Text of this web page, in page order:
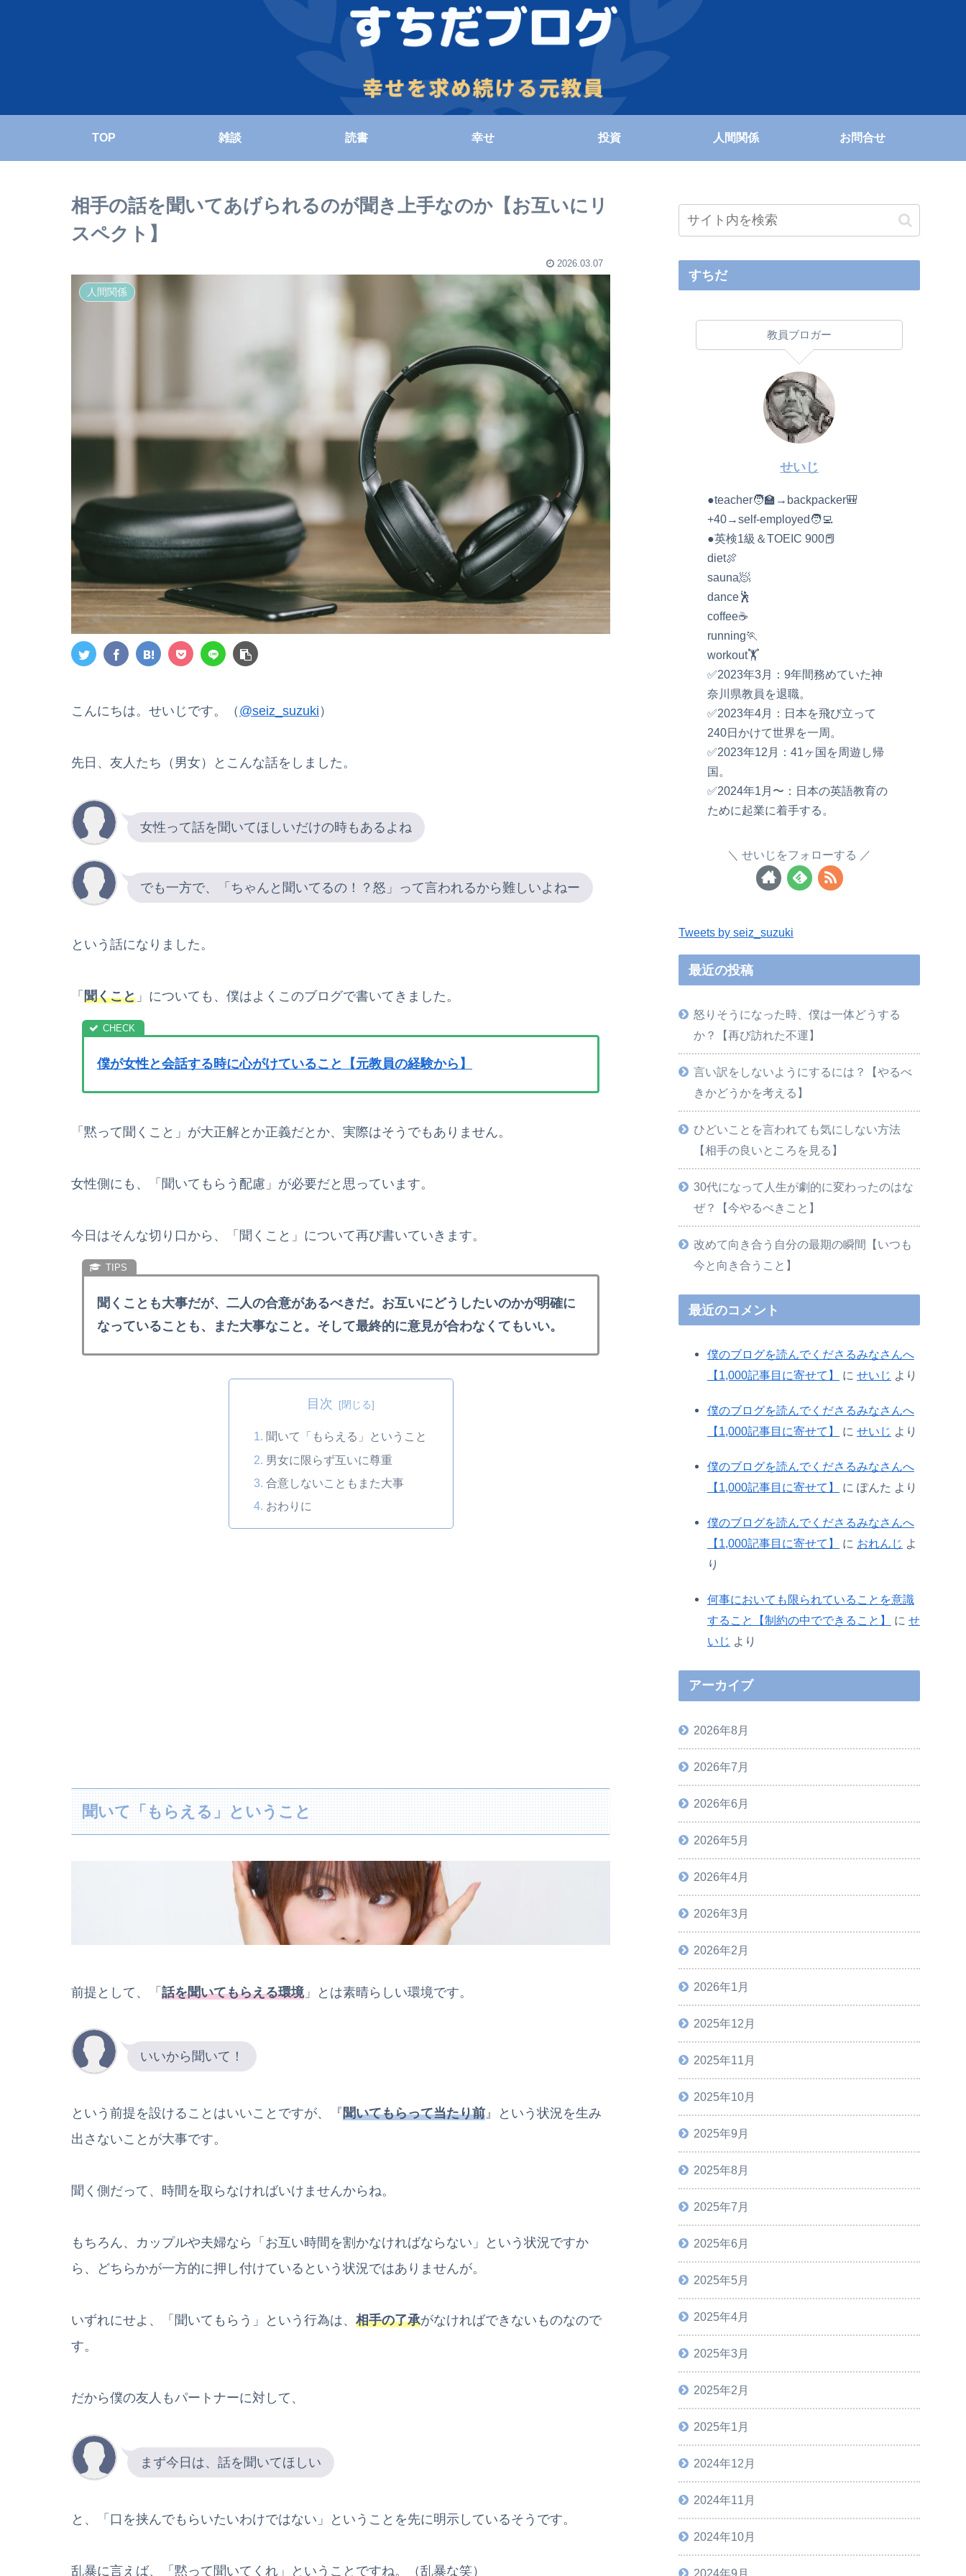
TOP 雑談 読書 幸せ 投資 人間関係 お問合せ
相手の話を聞いてあげられるのが聞き上手なのか【お互いにリ
スペクト】
2026.03.07
人間関係
こんにちは。せいじです。（ @seiz_suzuki ）
先日、友人たち（男女）とこんな話をしました。
女性って話を聞いてほしいだけの時もあるよね
でも一方で、「ちゃんと聞いてるの！？怒」って言われるから難しいよねー
という話になりました。
「 聞くこと 」についても、僕はよくこのブログで書いてきました。
僕が女性と会話する時に心がけていること【元教員の経験から】
「黙って聞くこと」が大正解とか正義だとか、実際はそうでもありません。
女性側にも、「聞いてもらう配慮」が必要だと思っています。
今日はそんな切り口から、「聞くこと」について再び書いていきます。
聞くことも大事だが、二人の合意があるべきだ。お互いにどうしたいのかが明確に
なっていることも、また大事なこと。そして最終的に意見が合わなくてもいい。
目次
聞いて「もらえる」ということ
男女に限らず互いに尊重
合意しないこともまた大事
おわりに
聞いて「もらえる」ということ
前提として、「 話を聞いてもらえる環境」とは素晴らしい環境です。
いいから聞いて！
という前提を設けることはいいことですが、『聞いてもらって当たり前』という状況を生み
出さないことが大事です。
聞く側だって、時間を取らなければいけませんからね。
もちろん、カップルや夫婦なら「お互い時間を割かなければならない」という状況ですか
ら、どちらかが一方的に押し付けているという状況ではありませんが。
いずれにせよ、「聞いてもらう」という行為は、 相手の了承がなければできないものなので
す。
だから僕の友人もパートナーに対して、
まず今日は、話を聞いてほしい
と、「口を挟んでもらいたいわけではない」ということを先に明示しているそうです。
乱暴に言えば、「黙って聞いてくれ」ということですね。（乱暴な笑）
すちだ
教員ブロガー
せいじ
●teacher🧑‍🏫→backpacker🎒
+40→self-employed🧑‍💻
●英検1級＆TOEIC 900📕
diet🍖
sauna🧖
dance🕺
coffee☕️
running🏃
workout🏋️
✅2023年3月：9年間務めていた神
奈川県教員を退職。
✅2023年4月：日本を飛び立って
240日かけて世界を一周。
✅2023年12月：41ヶ国を周遊し帰
国。
✅2024年1月〜：日本の英語教育の
ために起業に着手する。
せいじをフォローする
Tweets by seiz_suzuki
最近の投稿
怒りそうになった時、僕は一体どうする
か？【再び訪れた不運】
言い訳をしないようにするには？【やるべ
きかどうかを考える】
ひどいことを言われても気にしない方法
【相手の良いところを見る】
30代になって人生が劇的に変わったのはな
ぜ？【今やるべきこと】
改めて向き合う自分の最期の瞬間【いつも
今と向き合うこと】
最近のコメント
僕のブログを読んでくださるみなさんへ
【1,000記事目に寄せて】
に せいじ より
僕のブログを読んでくださるみなさんへ
【1,000記事目に寄せて】
に せいじ より
僕のブログを読んでくださるみなさんへ
【1,000記事目に寄せて】
に ぽんた より
僕のブログを読んでくださるみなさんへ
【1,000記事目に寄せて】
に おれんじ よ
り
何事においても限られていることを意識
すること【制約の中でできること】
に せ
いじ より
アーカイブ
2026年8月
2026年7月
2026年6月
2026年5月
2026年4月
2026年3月
2026年2月
2026年1月
2025年12月
2025年11月
2025年10月
2025年9月
2025年8月
2025年7月
2025年6月
2025年5月
2025年4月
2025年3月
2025年2月
2025年1月
2024年12月
2024年11月
2024年10月
2024年9月